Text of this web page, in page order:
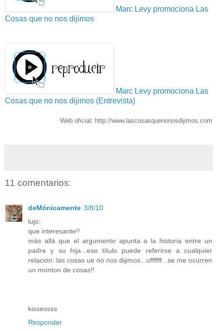
Marc Levy promociona Las
Cosas que no nos dijimos
Marc Levy promociona Las
Cosas que no nos dijimos (Entrevista)
Web oficial: http://www.lascosasquenonosdijimos.com
11 comentarios:
deMónicamente 3/8/10
lujo:
que interesante!!
más allá que el argumento apunta a la historia entre un
padre y su hija...ese título puede referirse a cualquier
relación: las cosas ue no nos dijimos...uffffff...se me ocurren
un monton de cosas!!
kissessss
Responder